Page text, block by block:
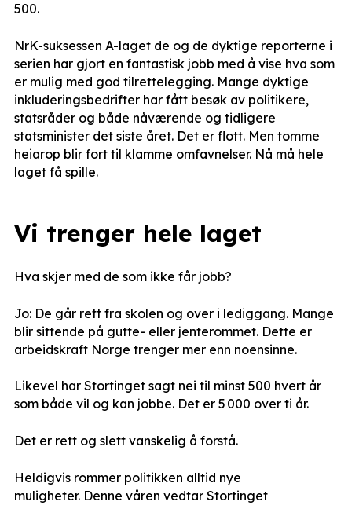
500.
NrK-suksessen A-laget de og de dyktige reporterne i
serien har gjort en fantastisk jobb med å vise hva som
er mulig med god tilrettelegging. Mange dyktige
inkluderingsbedrifter har fått besøk av politikere,
statsråder og både nåværende og tidligere
statsminister det siste året. Det er flott. Men tomme
heiarop blir fort til klamme omfavnelser. Nå må hele
laget få spille.
Vi trenger hele laget
Hva skjer med de som ikke får jobb?
Jo: De går rett fra skolen og over i lediggang. Mange
blir sittende på gutte- eller jenterommet. Dette er
arbeidskraft Norge trenger mer enn noensinne.
Likevel har Stortinget sagt nei til minst 500 hvert år
som både vil og kan jobbe. Det er 5 000 over ti år.
Det er rett og slett vanskelig å forstå.
Heldigvis rommer politikken alltid nye
muligheter. Denne våren vedtar Stortinget